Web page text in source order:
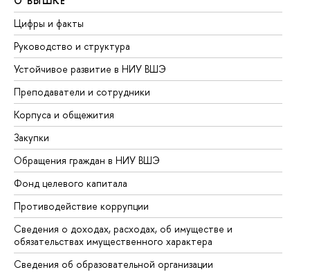
Цифры и факты
Руководство и структура
Устойчивое развитие в НИУ ВШЭ
Преподаватели и сотрудники
Корпуса и общежития
Закупки
Обращения граждан в НИУ ВШЭ
Фонд целевого капитала
Противодействие коррупции
Сведения о доходах, расходах, об имуществе и
обязательствах имущественного характера
Сведения об образовательной организации